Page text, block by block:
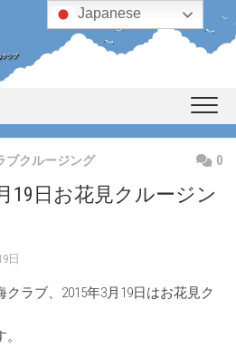
ブクルージング 0
19日お花見クルージン
日
ラブ、2015年3月19日はお花見ク
Japanese